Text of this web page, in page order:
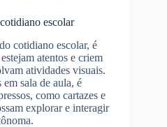
escolar
cotidiano escolar, é
atentos e criem
atividades visuais.
sala de aula, é
como cartazes e
explorar e interagir